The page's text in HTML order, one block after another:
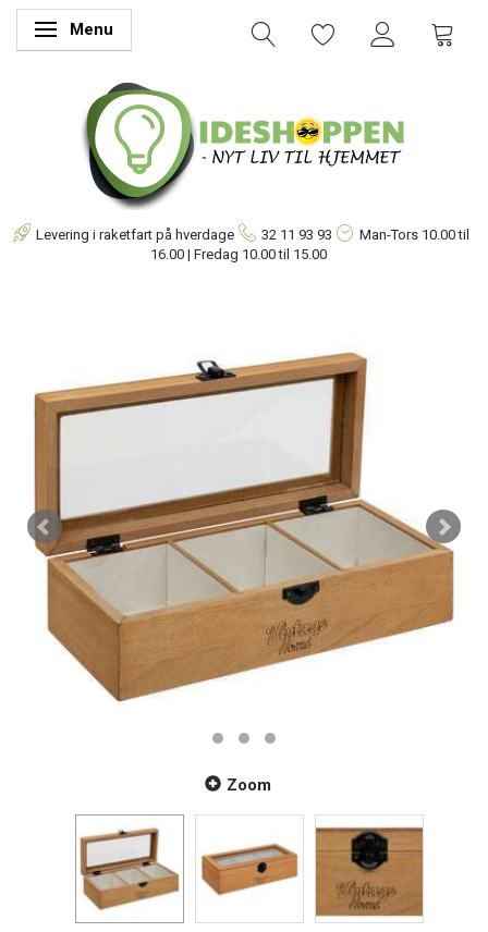
Skifte navigation
Menu
Levering i raketfart på hverdage 32 11 93 93 Man-Tors 10.00 til
16.00 | Fredag 10.00 til 15.00
Zoom